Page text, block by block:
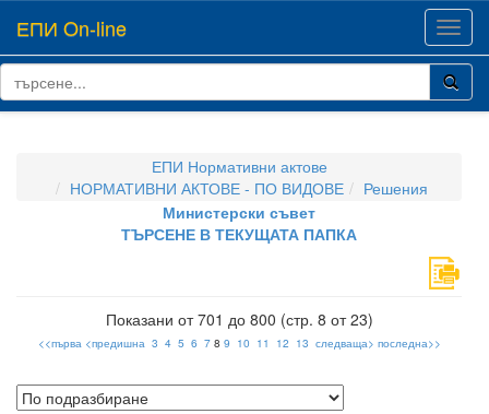
ЕПИ On-line
ЕПИ Нормативни актове
НОРМАТИВНИ АКТОВЕ - ПО ВИДОВЕ
Решения
Министерски съвет
ТЪРСЕНЕ В ТЕКУЩАТА ПАПКА
Показани от 701 до 800 (стр. 8 от 23)
<<първа <предишна 3 4 5 6 78 9 10 11 12 13 следваща> последна>>